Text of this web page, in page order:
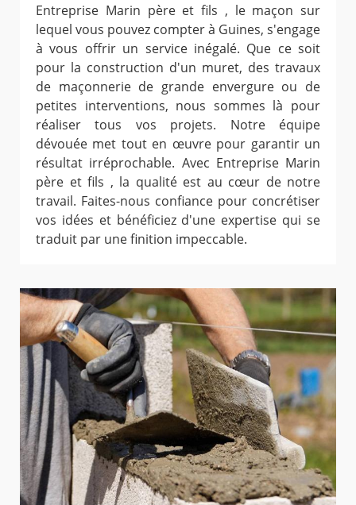
Entreprise Marin père et fils , le maçon sur
lequel vous pouvez compter à Guines, s'engage
à vous offrir un service inégalé. Que ce soit
pour la construction d'un muret, des travaux
de maçonnerie de grande envergure ou de
petites interventions, nous sommes là pour
réaliser tous vos projets. Notre équipe
dévouée met tout en œuvre pour garantir un
résultat irréprochable. Avec Entreprise Marin
père et fils , la qualité est au cœur de notre
travail. Faites-nous confiance pour concrétiser
vos idées et bénéficiez d'une expertise qui se
traduit par une finition impeccable.